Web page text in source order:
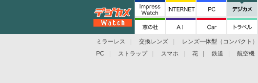
ミラーレス 交換レンズ レンズ一体型（コンパクト）
PC
ストラップ スマホ 花 鉄道 航空機